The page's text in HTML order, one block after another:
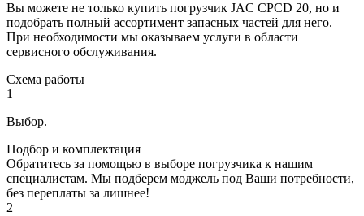
Вы можете не только купить погрузчик JAC CPCD 20, но и
подобрать полный ассортимент запасных частей для него.
При необходимости мы оказываем услуги в области
сервисного обслуживания.
Схема работы
1
Выбор.
Подбор и комплектация
Обратитесь за помощью в выборе погрузчика к нашим
специалистам. Мы подберем моджель под Ваши потребности,
без переплаты за лишнее!
2